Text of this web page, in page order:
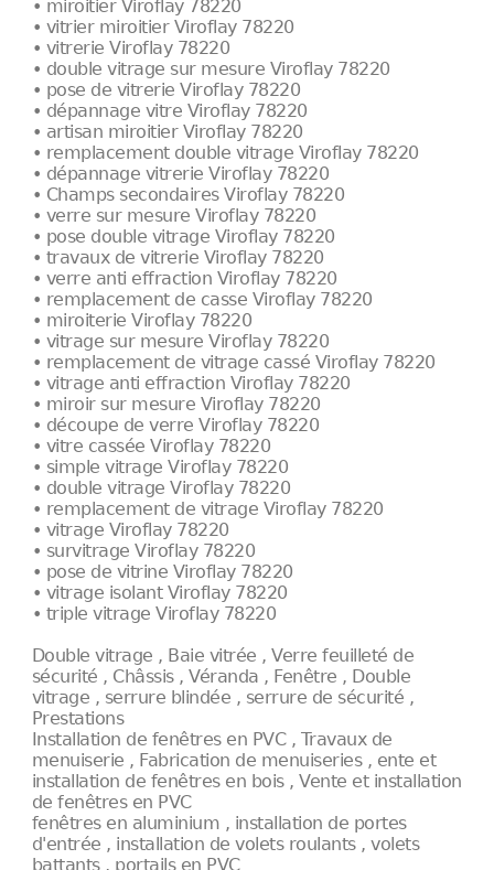
• miroitier Viroflay 78220
• vitrier miroitier Viroflay 78220
• vitrerie Viroflay 78220
• double vitrage sur mesure Viroflay 78220
• pose de vitrerie Viroflay 78220
• dépannage vitre Viroflay 78220
• artisan miroitier Viroflay 78220
• remplacement double vitrage Viroflay 78220
• dépannage vitrerie Viroflay 78220
• Champs secondaires Viroflay 78220
• verre sur mesure Viroflay 78220
• pose double vitrage Viroflay 78220
• travaux de vitrerie Viroflay 78220
• verre anti effraction Viroflay 78220
• remplacement de casse Viroflay 78220
• miroiterie Viroflay 78220
• vitrage sur mesure Viroflay 78220
• remplacement de vitrage cassé Viroflay 78220
• vitrage anti effraction Viroflay 78220
• miroir sur mesure Viroflay 78220
• découpe de verre Viroflay 78220
• vitre cassée Viroflay 78220
• simple vitrage Viroflay 78220
• double vitrage Viroflay 78220
• remplacement de vitrage Viroflay 78220
• vitrage Viroflay 78220
• survitrage Viroflay 78220
• pose de vitrine Viroflay 78220
• vitrage isolant Viroflay 78220
• triple vitrage Viroflay 78220
Double vitrage , Baie vitrée , Verre feuilleté de
sécurité , Châssis , Véranda , Fenêtre , Double
vitrage , serrure blindée , serrure de sécurité ,
Prestations
Installation de fenêtres en PVC , Travaux de
menuiserie , Fabrication de menuiseries , ente et
installation de fenêtres en bois , Vente et installation
de fenêtres en PVC
fenêtres en aluminium , installation de portes
d'entrée , installation de volets roulants , volets
battants , portails en PVC